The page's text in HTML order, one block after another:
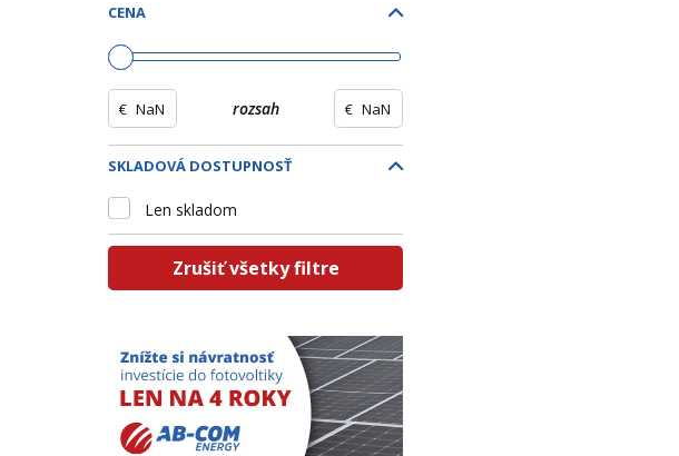
CENA
€ rozsah €
SKLADOVÁ DOSTUPNOSŤ
Len skladom
Zrušiť všetky filtre